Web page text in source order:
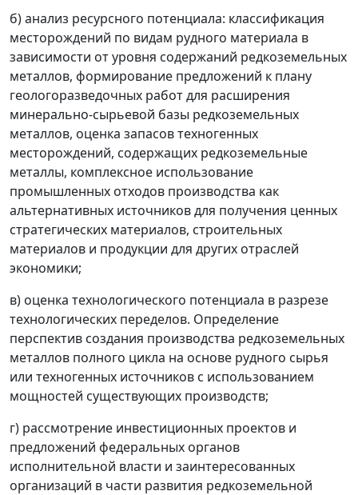
б) анализ ресурсного потенциала: классификация
месторождений по видам рудного материала в
зависимости от уровня содержаний редкоземельных
металлов, формирование предложений к плану
геологоразведочных работ для расширения
минерально-сырьевой базы редкоземельных
металлов, оценка запасов техногенных
месторождений, содержащих редкоземельные
металлы, комплексное использование
промышленных отходов производства как
альтернативных источников для получения ценных
стратегических материалов, строительных
материалов и продукции для других отраслей
экономики;
в) оценка технологического потенциала в разрезе
технологических переделов. Определение
перспектив создания производства редкоземельных
металлов полного цикла на основе рудного сырья
или техногенных источников с использованием
мощностей существующих производств;
г) рассмотрение инвестиционных проектов и
предложений федеральных органов
исполнительной власти и заинтересованных
организаций в части развития редкоземельной